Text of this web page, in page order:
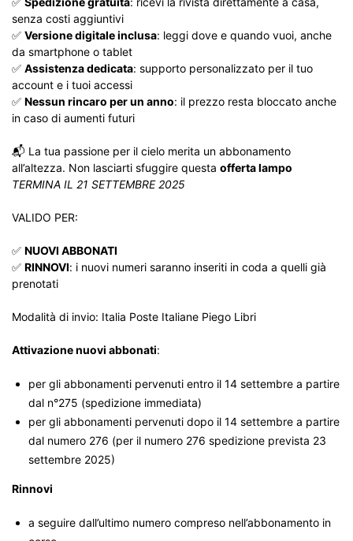
senza costi aggiuntivi
✅ Versione digitale inclusa: leggi dove e quando vuoi, anche
da smartphone o tablet
✅ Assistenza dedicata: supporto personalizzato per il tuo
account e i tuoi accessi
✅ Nessun rincaro per un anno: il prezzo resta bloccato anche
in caso di aumenti futuri
📬 La tua passione per il cielo merita un abbonamento
all’altezza. Non lasciarti sfuggire questa offerta lampo
TERMINA IL 21 SETTEMBRE 2025
VALIDO PER:
✅ NUOVI ABBONATI
✅ RINNOVI: i nuovi numeri saranno inseriti in coda a quelli già
prenotati
Modalità di invio: Italia Poste Italiane Piego Libri
Attivazione nuovi abbonati:
per gli abbonamenti pervenuti entro il 14 settembre a partire
dal n°275 (spedizione immediata)
per gli abbonamenti pervenuti dopo il 14 settembre a partire
dal numero 276 (per il numero 276 spedizione prevista 23
settembre 2025)
Rinnovi
a seguire dall’ultimo numero compreso nell’abbonamento in